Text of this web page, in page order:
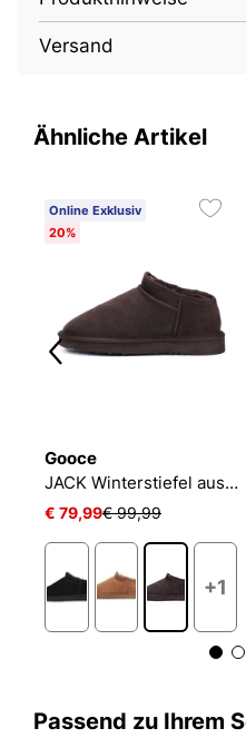
Versand
Ähnliche Artikel
Online Exklusiv
20%
Gooce
JACK Winterstiefel aus Wildleder
€ 79,99€ 99,99
+1
Passend zu Ihrem